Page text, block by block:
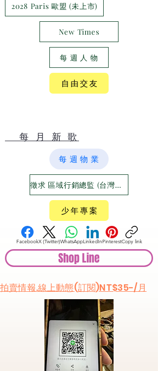
2028 Paris 歐盟 (未上市)
New Times
每 週 人 物
自 由 交 友
​ 每 月 新 歌
每 週 物 業
徵求 區域行銷總監 (台灣六大都)
少 年 專 案
FacebookX (Twitter)WhatsAppLinkedInPinterestCopy link
Shop Line
​拍賣情報.線上動態(訂閱)NT$35-/月